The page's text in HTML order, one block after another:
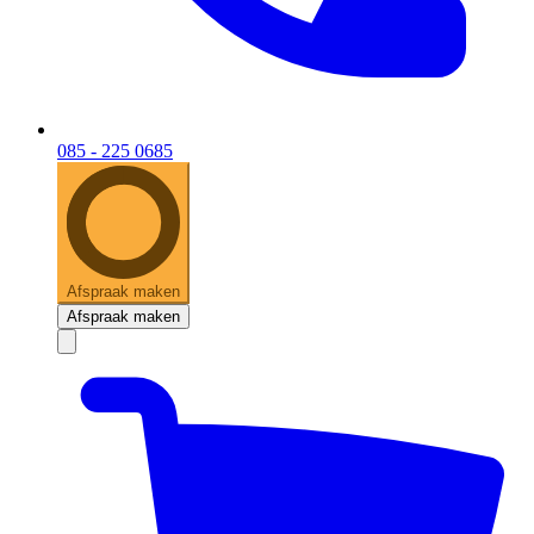
085 - 225 0685
Afspraak maken
Afspraak maken